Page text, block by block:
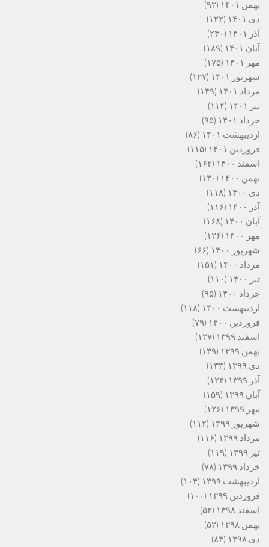
بهمن ۱۴۰۱
(۹۳)
دی ۱۴۰۱
(۱۲۲)
آذر ۱۴۰۱
(۲۴۰)
آبان ۱۴۰۱
(۱۸۹)
مهر ۱۴۰۱
(۱۷۵)
شهریور ۱۴۰۱
(۱۲۷)
مرداد ۱۴۰۱
(۱۴۹)
تیر ۱۴۰۱
(۱۱۴)
خرداد ۱۴۰۱
(۹۵)
اردیبهشت ۱۴۰۱
(۸۶)
فروردین ۱۴۰۱
(۱۱۵)
اسفند ۱۴۰۰
(۱۶۲)
بهمن ۱۴۰۰
(۱۳۰)
دی ۱۴۰۰
(۱۱۸)
آذر ۱۴۰۰
(۱۱۶)
آبان ۱۴۰۰
(۱۶۸)
مهر ۱۴۰۰
(۱۲۶)
شهریور ۱۴۰۰
(۶۶)
مرداد ۱۴۰۰
(۱۵۱)
تیر ۱۴۰۰
(۱۱۰)
خرداد ۱۴۰۰
(۹۵)
اردیبهشت ۱۴۰۰
(۱۱۸)
فروردین ۱۴۰۰
(۷۹)
اسفند ۱۳۹۹
(۱۳۷)
بهمن ۱۳۹۹
(۱۳۹)
دی ۱۳۹۹
(۱۳۳)
آذر ۱۳۹۹
(۱۲۴)
آبان ۱۳۹۹
(۱۵۹)
مهر ۱۳۹۹
(۱۲۶)
شهریور ۱۳۹۹
(۱۱۲)
مرداد ۱۳۹۹
(۱۱۶)
تیر ۱۳۹۹
(۱۱۹)
خرداد ۱۳۹۹
(۷۸)
اردیبهشت ۱۳۹۹
(۱۰۴)
فروردین ۱۳۹۹
(۱۰۰)
اسفند ۱۳۹۸
(۵۲)
بهمن ۱۳۹۸
(۵۲)
دی ۱۳۹۸
(۸۴)